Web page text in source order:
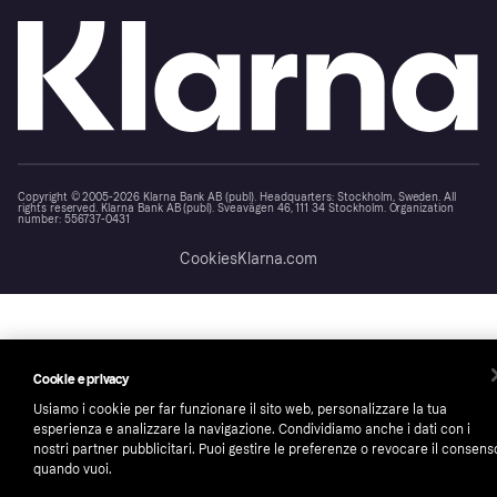
Copyright © 2005-2026 Klarna Bank AB (publ). Headquarters: Stockholm, Sweden. All
rights reserved. Klarna Bank AB (publ). Sveavägen 46, 111 34 Stockholm. Organization
number: 556737-0431
CookiesKlarna.com
Cookie e privacy
Usiamo i cookie per far funzionare il sito web, personalizzare la tua
esperienza e analizzare la navigazione. Condividiamo anche i dati con i
nostri partner pubblicitari. Puoi gestire le preferenze o revocare il
quando vuoi.